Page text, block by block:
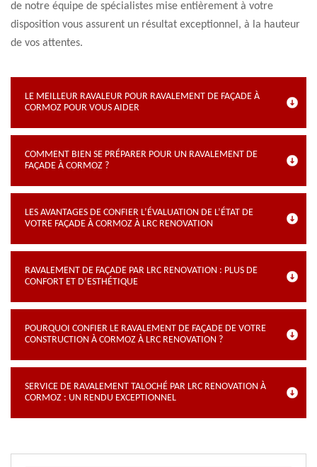
de notre équipe de spécialistes mise entièrement à votre
disposition vous assurent un résultat exceptionnel, à la hauteur
de vos attentes.
LE MEILLEUR RAVALEUR POUR RAVALEMENT DE FAÇADE À
CORMOZ POUR VOUS AIDER
COMMENT BIEN SE PRÉPARER POUR UN RAVALEMENT DE
FAÇADE À CORMOZ ?
LES AVANTAGES DE CONFIER L’ÉVALUATION DE L’ÉTAT DE
VOTRE FAÇADE À CORMOZ À LRC RENOVATION
RAVALEMENT DE FAÇADE PAR LRC RENOVATION : PLUS DE
CONFORT ET D’ESTHÉTIQUE
POURQUOI CONFIER LE RAVALEMENT DE FAÇADE DE VOTRE
CONSTRUCTION À CORMOZ À LRC RENOVATION ?
SERVICE DE RAVALEMENT TALOCHÉ PAR LRC RENOVATION À
CORMOZ : UN RENDU EXCEPTIONNEL